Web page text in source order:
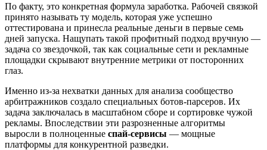
По факту, это конкретная формула заработка. Рабочей связкой
принято называть ту модель, которая уже успешно
оттестирована и принесла реальные деньги в первые семь
дней запуска. Нащупать такой профитный подход вручную —
задача со звездочкой, так как социальные сети и рекламные
площадки скрывают внутренние метрики от посторонних
глаз.
Именно из-за нехватки данных для анализа сообщество
арбитражников создало специальных ботов-парсеров. Их
задача заключалась в масштабном сборе и сортировке чужой
рекламы. Впоследствии эти разрозненные алгоритмы
выросли в полноценные спай-сервисы — мощные
платформы для конкурентной разведки.